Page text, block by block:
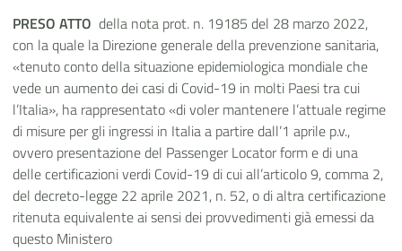
PRESO ATTO della nota prot. n. 19185 del 28 marzo 2022,
con la quale la Direzione generale della prevenzione sanitaria,
«tenuto conto della situazione epidemiologica mondiale che
vede un aumento dei casi di Covid-19 in molti Paesi tra cui
l’Italia», ha rappresentato «di voler mantenere l’attuale regime
di misure per gli ingressi in Italia a partire dall’1 aprile p.v.,
ovvero presentazione del Passenger Locator form e di una
delle certificazioni verdi Covid-19 di cui all’articolo 9, comma 2,
del decreto-legge 22 aprile 2021, n. 52, o di altra certificazione
ritenuta equivalente ai sensi dei provvedimenti già emessi da
questo Ministero